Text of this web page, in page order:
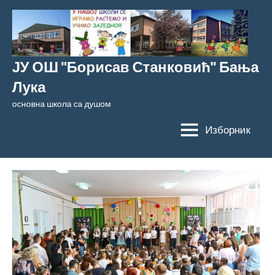
Скочи
садржај
ЈУ ОШ "Борисав Станковић" Бања
Лука
основна школа са душом
Изборник